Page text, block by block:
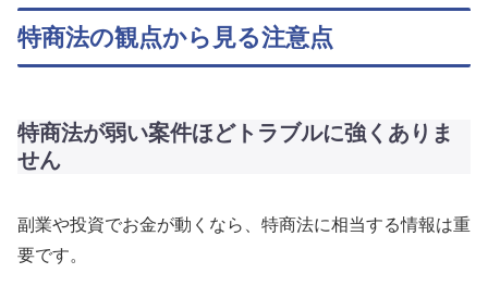
特商法の観点から見る注意点
特商法が弱い案件ほどトラブルに強くありま
せん
副業や投資でお金が動くなら、特商法に相当する情報は重
要です。